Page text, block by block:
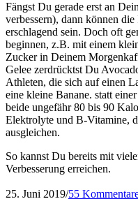
Fängst Du gerade erst an
verbessern), dann können
erschlagend sein. Doch oft
beginnen, z.B. mit einem
Zucker in Deinem
Gelee zerdrücktst Du
Athleten, die sich auf einen
eine kleine Banane. statt
beide ungefähr 80 bis 90
Elektrolyte und B-Vitamine,
ausgleichen.
So kannst Du bereits mit
Verbesserung erreichen.
25. Juni 2019/55